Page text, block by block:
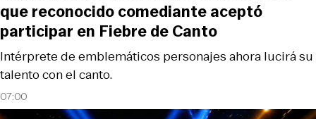
07:00
Intérprete de emblemáticos personajes ahora lucirá su
talento con el canto.
que reconocido comediante aceptó
participar en Fiebre de Canto